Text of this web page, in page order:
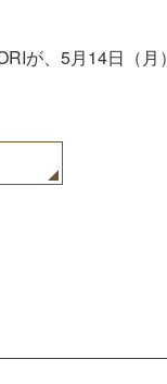
が、5月14日（月